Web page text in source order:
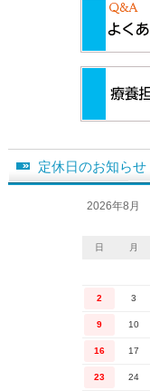
定休日のお知らせ
2026年8月
日 月
2 3
9 10
16 17
23 24